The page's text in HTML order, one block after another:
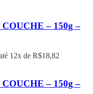
– 150g –
12x de R$18,82
– 150g –